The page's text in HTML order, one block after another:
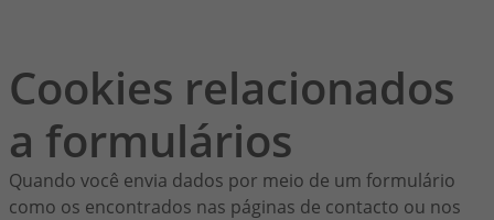
Cookies relacionados
a formulários
Quando você envia dados por meio de um formulário
como os encontrados nas páginas de contacto ou nos